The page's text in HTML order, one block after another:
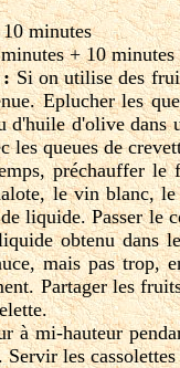
minutes
+ 10
:Si on utilise des
Eplucher les
d'huile d'olive dans
les queues de
préchauffer
le vin blanc,
liquide. Passer le
obtenu dans
mais pas trop,
Partager les
à mi-hauteur
les